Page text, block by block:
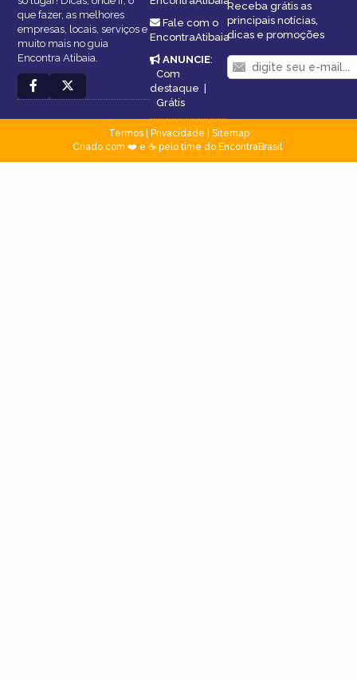
que fazer, as melhores
empresas, locais, serviços e
muito mais no guia
Encontra Atibaia.
Fale com o
EncontraAtibaia
ANUNCIE:
Com
destaque |
Grátis
Receba grátis as
principais notícias,
dicas e promoções
Termos| Privacidade
Sitemap
Criado com ❤️ e ☕ pelo time do EncontraBrasil